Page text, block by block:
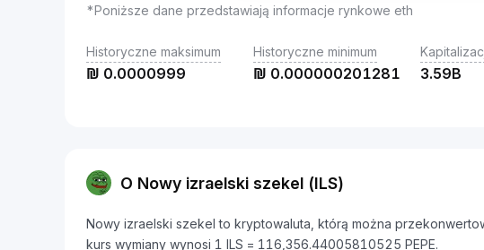
*Poniższe dane przedstawiają informacje rynkowe eth
Historyczne maksimum
₪ 0.0000999
Historyczne minimum
₪ 0.000000201281 3.59B
O Nowy izraelski szekel (ILS)
Nowy izraelski szekel to kryptowaluta, którą można
kurs wymiany wynosi 1 ILS = 116,356.44005810525 PEPE.